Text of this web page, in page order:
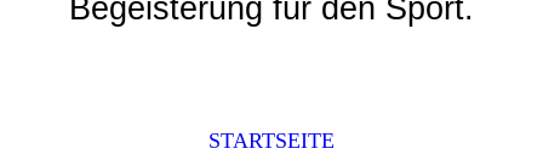
Begeisterung für den Sport.
STARTSEITE